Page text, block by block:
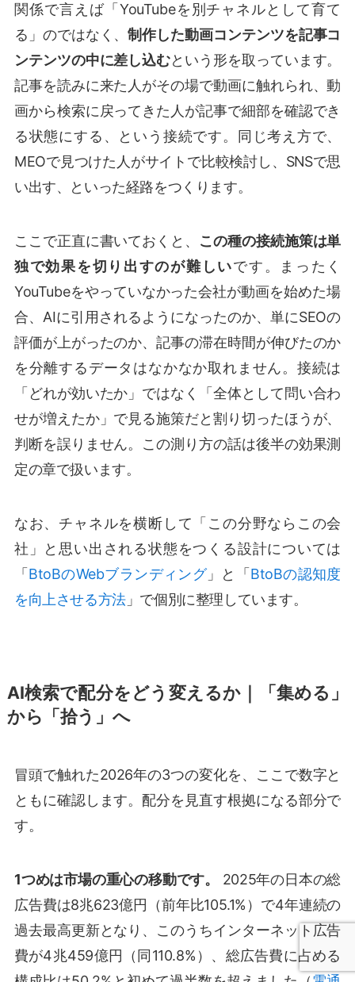
関係で言えば「YouTubeを別チャネルとして育て
る」のではなく、制作した動画コンテンツを記事コ
ンテンツの中に差し込むという形を取っています。
記事を読みに来た人がその場で動画に触れられ、動
画から検索に戻ってきた人が記事で細部を確認でき
る状態にする、という接続です。同じ考え方で、
MEOで見つけた人がサイトで比較検討し、SNSで思
い出す、といった経路をつくります。
ここで正直に書いておくと、 この種の接続施策は単
独で効果を切り出すのが難しいです。まったく
YouTubeをやっていなかった会社が動画を始めた場
合、AIに引用されるようになったのか、単にSEOの
評価が上がったのか、記事の滞在時間が伸びたのか
を分離するデータはなかなか取れません。接続は
「どれが効いたか」ではなく「全体として問い合わ
せが増えたか」で見る施策だと割り切ったほうが、
判断を誤りません。この測り方の話は後半の効果測
定の章で扱います。
なお、チャネルを横断して「この分野ならこの会
社」と思い出される状態をつくる設計については
「 BtoBのWebブランディング」と「 BtoBの認知度
を向上させる方法」で個別に整理しています。
AI検索で配分をどう変えるか｜「集める」
から「拾う」へ
冒頭で触れた2026年の3つの変化を、ここで数字と
ともに確認します。配分を見直す根拠になる部分で
す。
1つめは市場の重心の移動です。
2025年の日本の総
広告費は8兆623億円（前年比105.1%）で4年連続の
過去最高更新となり、このうちインターネット広告
費が4兆459億円（同110.8%）、総広告費に占める